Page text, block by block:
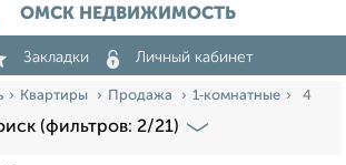
ОМСК НЕДВИЖИМОСТЬ
Закладки Личный кабинет
Квартиры Продажа 1‑комнатные 4
(фильтров: 2/21)